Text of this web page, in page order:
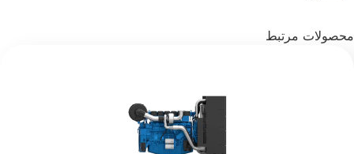
محصولات مرتبط